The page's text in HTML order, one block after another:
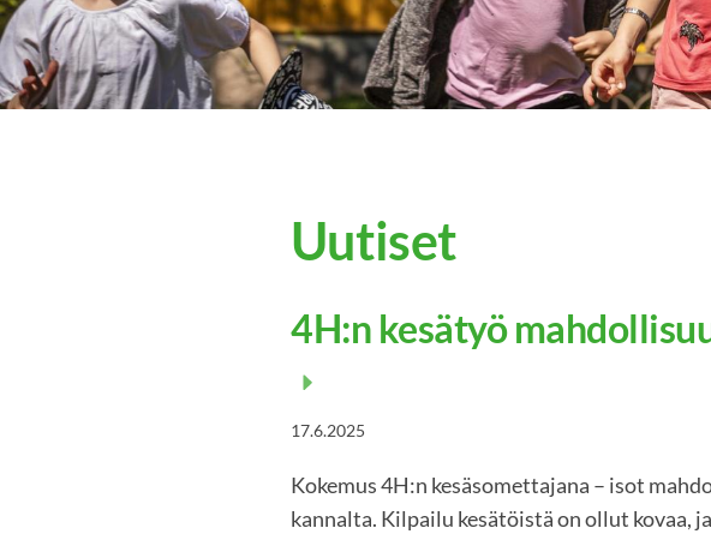
Uutiset
4H:n kesätyö
17.6.2025
Kokemus 4H:n kesäsomettajana – isot
kannalta. Kilpailu kesätöistä on ollut kovaa,